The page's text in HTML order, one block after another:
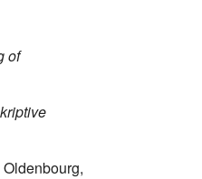
of
Oldenbourg,